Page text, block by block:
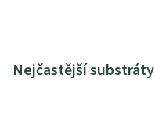
Nejčastější substráty